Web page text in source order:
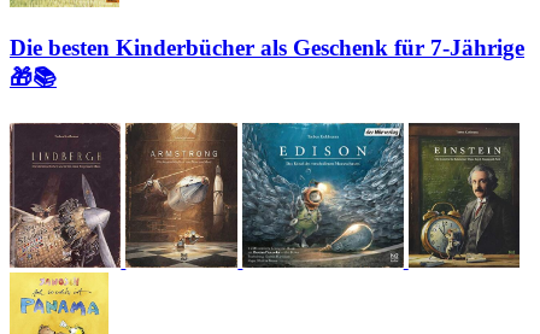
Die besten Kinderbücher als Geschenk für 7-Jährige
🎁📚